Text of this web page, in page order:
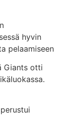
hyvin
pelaamiseen
Giants otti